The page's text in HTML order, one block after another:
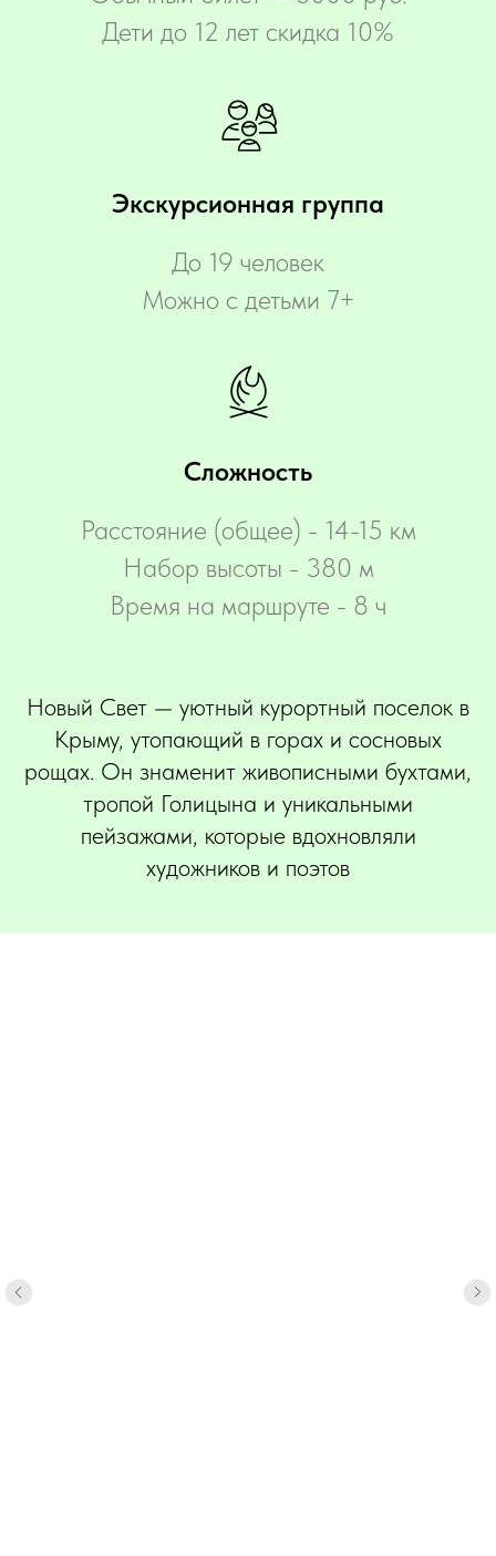
Дети до 12 лет скидка 10%
Экскурсионная группа
До 19 человек
Можно с детьми 7+
Сложность
Расстояние (общее) - 14-15 км
Набор высоты - 380 м
Время на маршруте - 8 ч
Новый Свет — уютный курортный поселок в
Крыму, утопающий в горах и сосновых
рощах. Он знаменит живописными бухтами,
тропой Голицына и уникальными
пейзажами, которые вдохновляли
художников и поэтов